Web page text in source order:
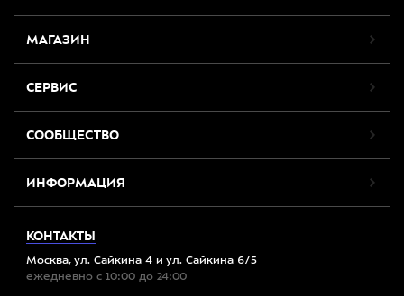
МАГАЗИН
СЕРВИС
СООБЩЕСТВО
ИНФОРМАЦИЯ
КОНТАКТЫ
Москва, ул. Сайкина 4 и ул. Сайкина 6/5
ежедневно с 10:00 до 24:00